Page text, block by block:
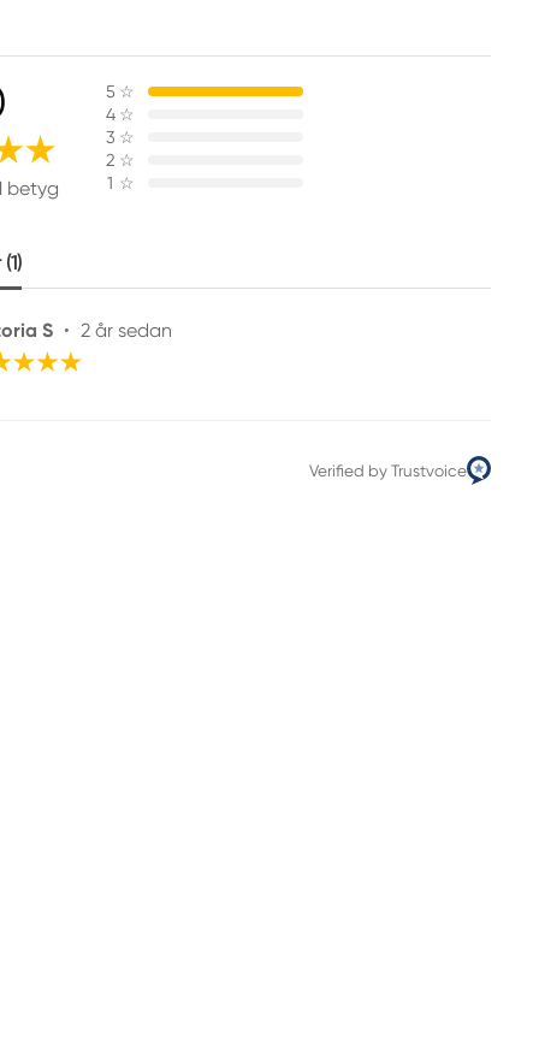
betyg
5 ☆
4 ☆
3 ☆
2 ☆
1 ☆
S • 2 år sedan
Verified by Trustvoice